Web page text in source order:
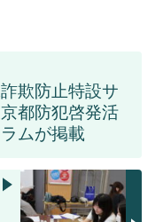
欺防止特設サ
都防犯啓発活
ムが掲載